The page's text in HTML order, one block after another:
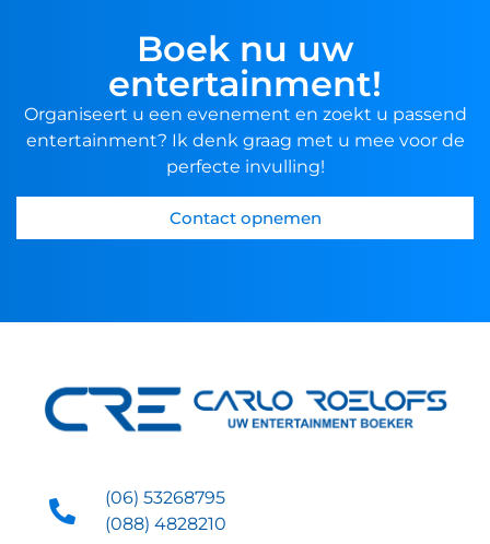
Boek nu uw
entertainment!
Organiseert u een evenement en zoekt u passend
entertainment? Ik denk graag met u mee voor de
perfecte invulling!
Contact opnemen
(06) 53268795
(088) 4828210